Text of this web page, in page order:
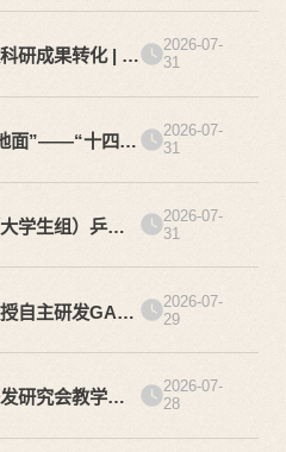
研成果转化 | 西
2026-07-
31
面”——“十四
2026-07-
31
学生组）乒乓
2026-07-
31
自主研发GAST
2026-07-
29
研究会教学与
2026-07-
28